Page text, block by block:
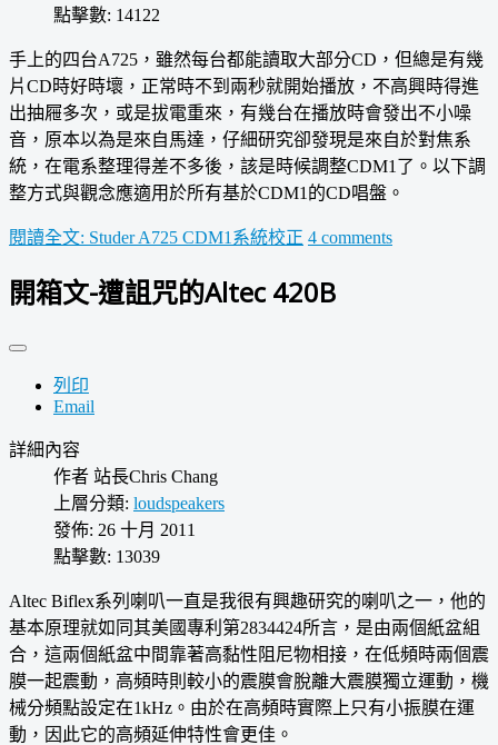
點擊數: 14122
手上的四台A725，雖然每台都能讀取大部分CD，但總是有幾
片CD時好時壞，正常時不到兩秒就開始播放，不高興時得進
出抽屜多次，或是拔電重來，有幾台在播放時會發出不小噪
音，原本以為是來自馬達，仔細研究卻發現是來自於對焦系
統，在電系整理得差不多後，該是時候調整CDM1了。以下調
整方式與觀念應適用於所有基於CDM1的CD唱盤。
閱讀全文: Studer A725 CDM1系統校正 4 comments
開箱文-遭詛咒的Altec 420B
列印
Email
詳細內容
作者 站長Chris Chang
上層分類: loudspeakers
發佈: 26 十月 2011
點擊數: 13039
Altec Biflex系列喇叭一直是我很有興趣研究的喇叭之一，他的
基本原理就如同其美國專利第2834424所言，是由兩個紙盆組
合，這兩個紙盆中間靠著高黏性阻尼物相接，在低頻時兩個震
膜一起震動，高頻時則較小的震膜會脫離大震膜獨立運動，機
械分頻點設定在1kHz。由於在高頻時實際上只有小振膜在運
動，因此它的高頻延伸特性會更佳。